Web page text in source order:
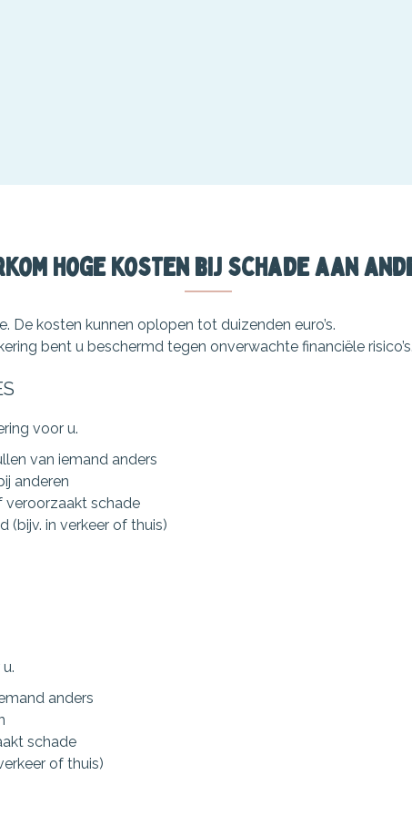
hoge kosten bij schade aan
De kosten kunnen oplopen tot duizenden euro’s.
bent u beschermd tegen onverwachte financiële risico’s.
voor u.
van iemand anders
anderen
schade
(bijv. in verkeer of thuis)
anders
schade
of thuis)